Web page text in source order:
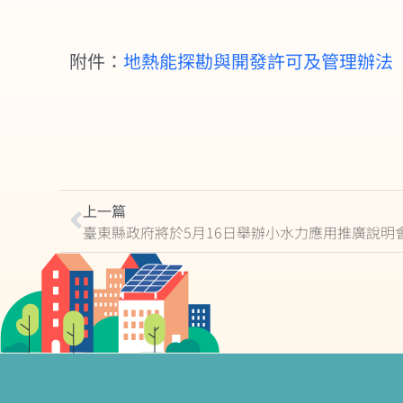
附件： 地熱能探勘與開發許可及管理辦法
上一篇
臺東縣政府將於5月16日舉辦小水力應用推廣說明